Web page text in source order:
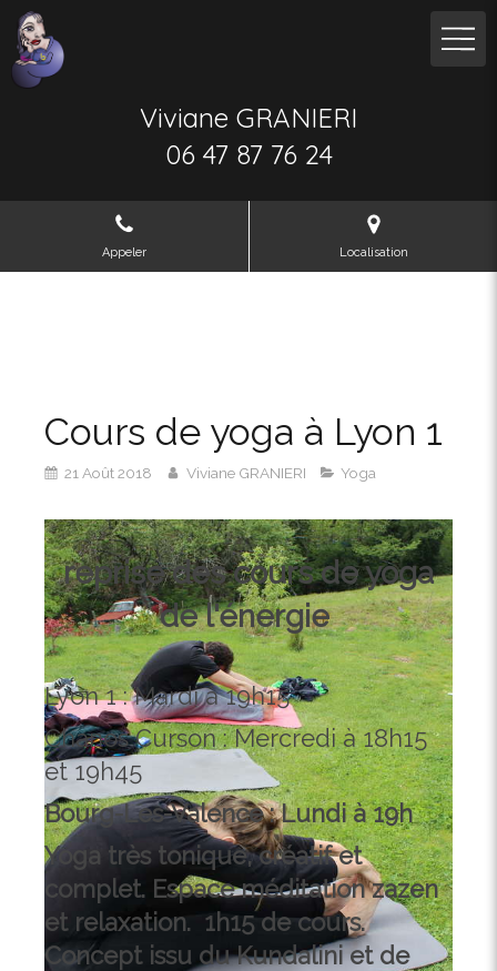
Viviane GRANIERI
06 47 87 76 24
Appeler Localisation
Cours de yoga à Lyon 1
21 Août 2018 Viviane GRANIERI Yoga
reprise des cours de yoga
de l'énergie
Lyon 1 : Mardi à 19h15
Chanos Curson : Mercredi à 18h15
et 19h45
Bourg-Les-Valence : Lundi à 19h
Yoga très tonique, créatif et
complet. Espace méditation zazen
et relaxation. 1h15 de cours.
Concept issu du Kundalini et de